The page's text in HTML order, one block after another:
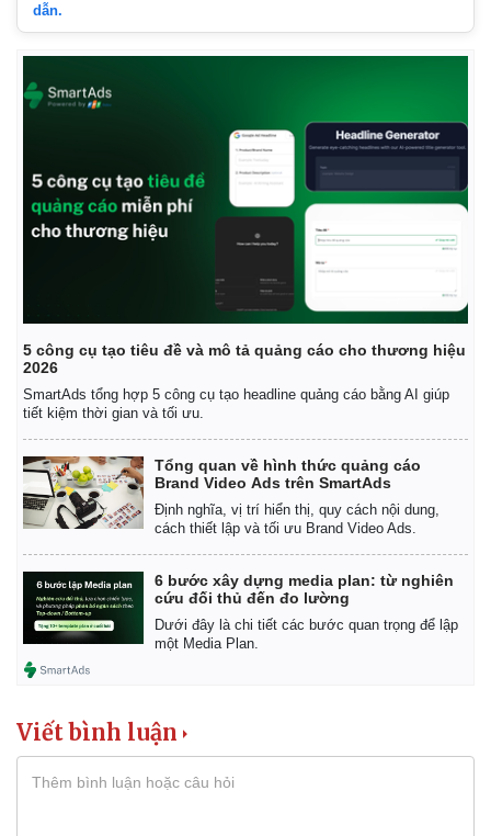
dẫn.
5 công cụ tạo tiêu đề và mô tả quảng cáo cho thương hiệu
2026
SmartAds tổng hợp 5 công cụ tạo headline quảng cáo bằng AI giúp
tiết kiệm thời gian và tối ưu.
Tổng quan về hình thức quảng cáo
Brand Video Ads trên SmartAds
Định nghĩa, vị trí hiển thị, quy cách nội dung,
cách thiết lập và tối ưu Brand Video Ads.
6 bước xây dựng media plan: từ nghiên
cứu đối thủ đến đo lường
Dưới đây là chi tiết các bước quan trọng để lập
một Media Plan.
Viết bình luận